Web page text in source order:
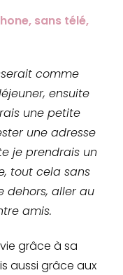
sans télé,
comme
ensuite
une petite
une adresse
je prendrais un
tout cela sans
dehors, aller au
amis.
grâce à sa
aussi grâce aux